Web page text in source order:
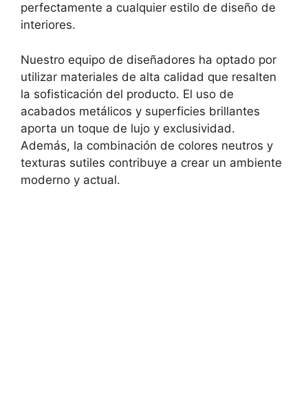
perfectamente a⁢ cualquier estilo de diseño de
interiores.
Nuestro equipo de diseñadores ha optado por
utilizar materiales de alta calidad que resalten
la sofisticación del producto. El⁢ uso de
acabados metálicos y superficies brillantes
aporta un toque de lujo y exclusividad.
Además, la combinación de colores neutros y
texturas sutiles contribuye a crear un ambiente
moderno y actual.